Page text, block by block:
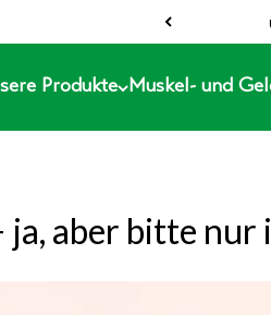
Produkte Muskel- und
ja, aber bitte nur